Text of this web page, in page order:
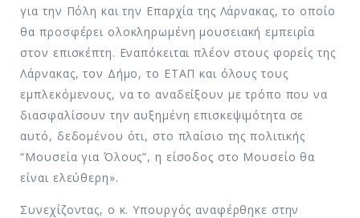
για την Πόλη και την Επαρχία της Λάρνακας, το οποίο
θα προσφέρει ολοκληρωμένη μουσειακή εμπειρία
στον επισκέπτη. Εναπόκειται πλέον στους φορείς της
Λάρνακας, τον Δήμο, το ΕΤΑΠ και όλους τους
εμπλεκόμενους, να το αναδείξουν με τρόπο που να
διασφαλίσουν την αυξημένη επισκεψιμότητα σε
αυτό, δεδομένου ότι, στο πλαίσιο της πολιτικής
“Μουσεία για Όλους”, η είσοδος στο Μουσείο θα
είναι ελεύθερη».
Συνεχίζοντας, ο κ. Υπουργός αναφέρθηκε στην